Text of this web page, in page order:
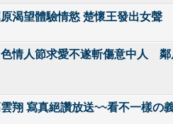
原渴望體驗情慾 楚懷王發出女聲
of 5 in Average
12345
色情人節求愛不遂斬傷意中人
of 5 in Average
翔 寫真絕讚放送~~看不一樣の
of 5 in Average
123 45